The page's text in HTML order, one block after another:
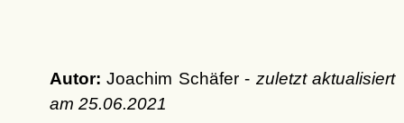
Autor: Joachim Schäfer - zuletzt aktualisiert
am 25.06.2021